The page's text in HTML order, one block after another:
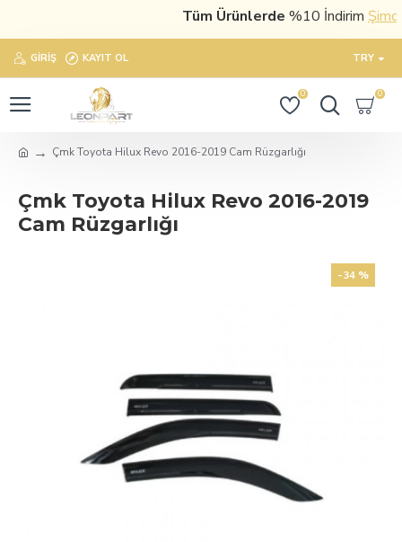
Tüm Ürünlerde%10 İndirimŞimdi
GIRIŞ KAYIT OL TRY
0 0
Çmk Toyota Hilux Revo 2016-2019 Cam Rüzgarlığı
Çmk Toyota Hilux Revo 2016-2019
Cam Rüzgarlığı
-34 %